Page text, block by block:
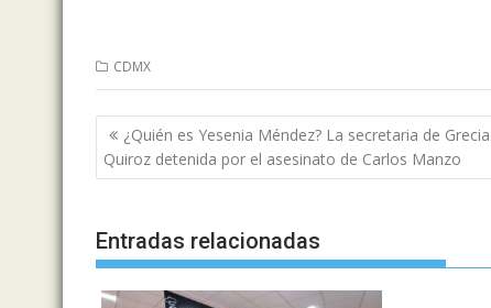
CDMX
Navegación
de
entradas
¿Quién es Yesenia Méndez? La secretaria de Grecia
Quiroz detenida por el asesinato de Carlos Manzo
Entradas relacionadas